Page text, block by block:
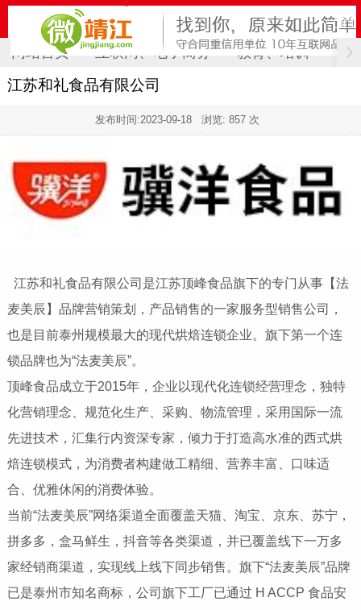
网站首页 互联网、电子商务 教育、培训 计
江苏和礼食品有限公司
发布时间:2023-09-18 浏览: 857 次
江苏和礼食品有限公司是江苏顶峰食品旗下的专门从事【法
麦美辰】品牌营销策划，产品销售的一家服务型销售公司，
也是目前泰州规模最大的现代烘焙连锁企业。旗下第一个连
锁品牌也为“法麦美辰”。
顶峰食品成立于2015年，企业以现代化连锁经营理念，独特
化营销理念、规范化生产、采购、物流管理，采用国际一流
先进技术，汇集行内资深专家，倾力于打造高水准的西式烘
焙连锁模式，为消费者构建做工精细、营养丰富、口味适
合、优雅休闲的消费体验。
当前“法麦美辰”网络渠道全面覆盖天猫、淘宝、京东、苏宁，
拼多多，盒马鲜生，抖音等各类渠道，并已覆盖线下一万多
家经销商渠道，实现线上线下同步销售。旗下“法麦美辰”品牌
已是泰州市知名商标，公司旗下工厂已通过 H ACCP 食品安